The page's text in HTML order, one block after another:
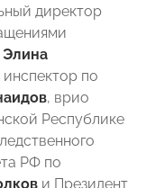
директор
Элина
по
, врио
Республике
РФ по
и Президент